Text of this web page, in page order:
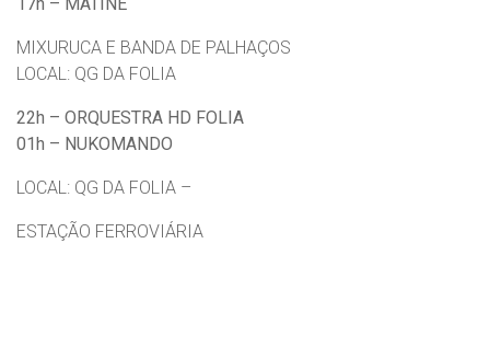
MIXURUCA E BANDA DE PALHAÇOS
LOCAL: QG DA FOLIA
22h – ORQUESTRA HD FOLIA
01h – NUKOMANDO
LOCAL: QG DA FOLIA –
ESTAÇÃO FERROVIÁRIA